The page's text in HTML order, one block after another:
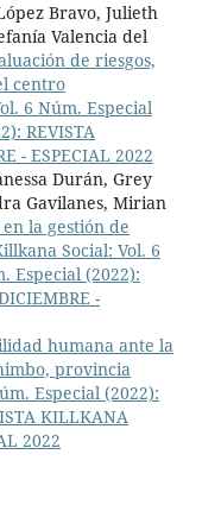
Bravo, Julieth
Valencia del
de riesgos,
centro
6 Núm. Especial
REVISTA
- ESPECIAL 2022
Durán, Grey
Gavilanes, Mirian
la gestión de
Social: Vol. 6
Especial (2022):
-
humana ante la
provincia
Especial (2022):
KILLKANA
2022